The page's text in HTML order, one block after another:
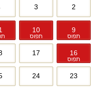
2
3
9
תפוס
10
תפוס
16
תפוס
17
23
24